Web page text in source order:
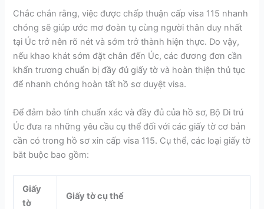
Chắc chắn rằng, việc được chấp thuận cấp visa 115 nhanh
chóng sẽ giúp ước mơ đoàn tụ cùng người thân duy nhất
tại Úc trở nên rõ nét và sớm trở thành hiện thực. Do vậy,
nếu khao khát sớm đặt chân đến Úc, các đương đơn cần
khẩn trương chuẩn bị đầy đủ giấy tờ và hoàn thiện thủ tục
để nhanh chóng hoàn tất hồ sơ duyệt visa.
Để đảm bảo tính chuẩn xác và đầy đủ của hồ sơ, Bộ Di trú
Úc đưa ra những yêu cầu cụ thể đối với các giấy tờ cơ bản
cần có trong hồ sơ xin cấp visa 115. Cụ thể, các loại giấy tờ
bắt buộc bao gồm:
Giấy
tờ
Giấy tờ cụ thể